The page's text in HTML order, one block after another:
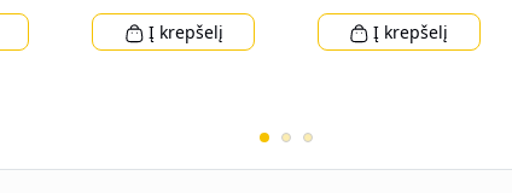
Į krepšelį Į krepšelį